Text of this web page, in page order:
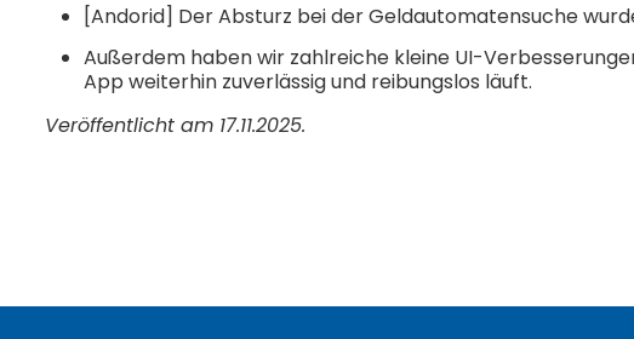
[Andorid] Der Absturz bei der Geldautomatensuche
Außerdem haben wir zahlreiche kleine UI-
App weiterhin zuverlässig und reibungslos läuft.
Veröffentlicht am 17.11.2025.